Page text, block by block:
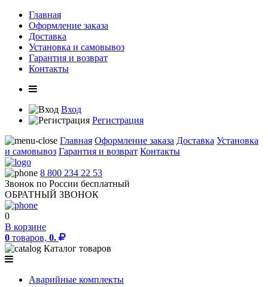
Главная
Оформление заказа
Доставка
Установка и самовывоз
Гарантия и возврат
Контакты
Вход
Регистрация
Главная Оформление заказа Доставка Установка
и самовывоз Гарантия и возврат Контакты
8 800 234 22 53
Звонок по России бесплатный
ОБРАТНЫЙ ЗВОНОК
0
В корзине
0 товаров, 0.
Каталог товаров
Аварийные комплекты